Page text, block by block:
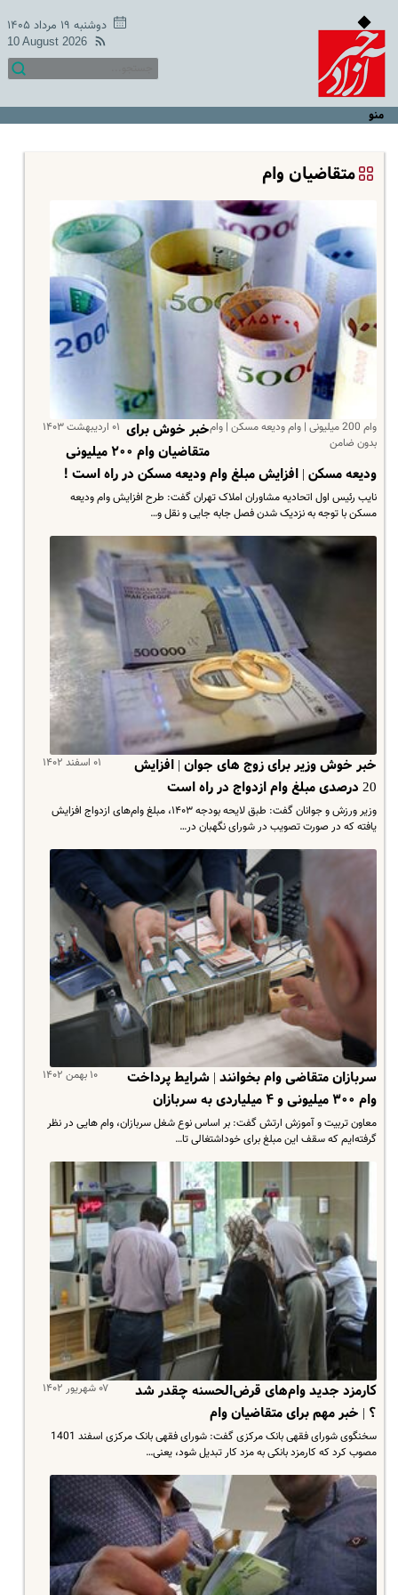
دوشنبه ۱۹ مرداد ۱۴۰۵
10 August 2026
منو
متقاضیان وام
وام 200 میلیونی | وام ودیعه مسکن | وام
بدون ضامن
۰۱ اردیبهشت ۱۴۰۳ خبر خوش برای
متقاضیان وام ۲۰۰ میلیونی
ودیعه مسکن | افزایش مبلغ وام ودیعه مسکن در راه است !
نایب رئیس اول اتحادیه مشاوران املاک تهران گفت: طرح افزایش وام ودیعه
مسکن با توجه به نزدیک شدن فصل جابه جایی و نقل و…
۰۱ اسفند ۱۴۰۲
خبر خوش وزیر برای زوج های جوان | افزایش
20 درصدی مبلغ وام ازدواج در راه است
وزیر ورزش و جوانان گفت: طبق لایحه بودجه ۱۴۰۳، مبلغ وام‌های ازدواج افزایش
یافته که در صورت تصویب در شورای نگهبان در…
۱۰ بهمن ۱۴۰۲
سربازان متقاضی وام بخوانند | شرایط پرداخت
وام ۳۰۰ میلیونی و ۴ میلیاردی به سربازان
معاون تربیت و آموزش ارتش گفت: بر اساس نوع شغل‌ سربازان، وام هایی در نظر
گرفته‌ایم که سقف این مبلغ برای خوداشتغالی تا…
۰۷ شهریور ۱۴۰۲
کارمزد ‌جدید وام‌های قرض‌الحسنه‌‌ چقدر شد
؟ | خبر مهم برای متقاضیان وام
سخنگوی شورای فقهی بانک مرکزی گفت: شورای فقهی بانک مرکزی اسفند 1401
مصوب کرد که کارمزد بانکی به مزد کار تبدیل شود، یعنی…